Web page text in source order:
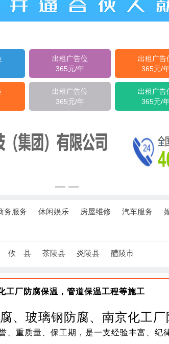
出租广告位
365元/年
出租广告
365元/
出租广告位
365元/年
出租广告
365元/
务服务 休闲娱乐 房屋维修 汽车服务
攸 县 茶陵县 炎陵县 醴陵市
工厂防腐保温，管道保温工程等施工
、玻璃钢防腐、南京化工
、重质量、保工期，是一支经验丰富、纪